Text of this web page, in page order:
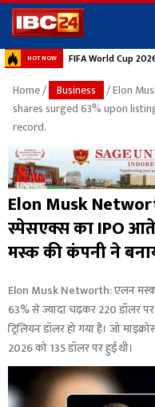
HOT NOW FIFA World Cup
Home/ Business
/ Elon
shares surged 63% upon
record.
Elon Musk
स्पेसएक्स का IPO
मस्क की कंपनी ने
Elon Musk Networth: एलन
63% से ज्यादा चढ़कर 220 डॉलर
ट्रिलियन डॉलर हो गया है। जो
2026 को 135 डॉलर पर हुई थी।